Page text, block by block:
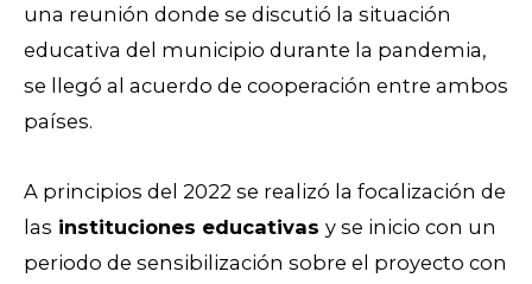
una reunión donde se discutió la situación
educativa del municipio durante la pandemia,
se llegó al acuerdo de cooperación entre ambos
países.
A principios del 2022 se realizó la focalización de
las instituciones educativas y se inicio con un
periodo de sensibilización sobre el proyecto con